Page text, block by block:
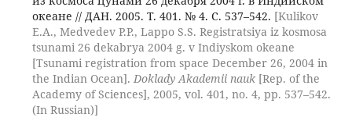
океане // ДАН. 2005. Т. 401. № 4. С. 537–542. [Kulikov
E.A., Medvedev P.P., Lappo S.S. Registratsiya iz kosmosa
tsunami 26 dekabrya 2004 g. v Indiyskom okeane
[Tsunami registration from space December 26, 2004 in
the Indian Ocean]. Doklady Akademii nauk[Rep. of the
Academy of Sciences], 2005, vol. 401, no. 4, pp. 537–542.
(In Russian)]